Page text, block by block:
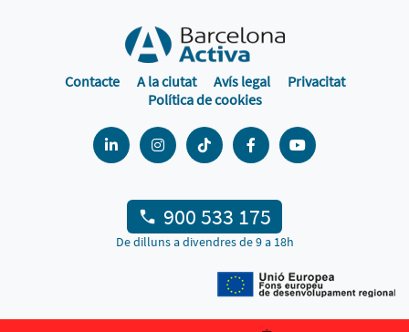
Contacte A la ciutat Avís legal
Privacitat
Política de cookies
900 533 175
De dilluns a divendres de 9 a 18h